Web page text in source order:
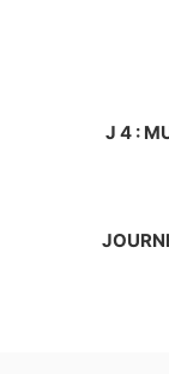
J 4 :